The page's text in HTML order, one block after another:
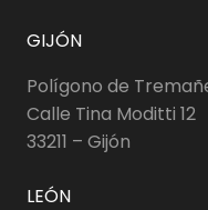
GIJÓN
Polígono de
Calle Tina Moditti 12
33211 – Gijón
LEÓN